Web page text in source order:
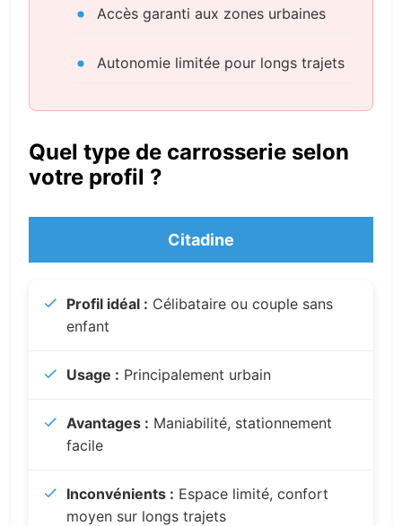
Accès garanti aux zones urbaines
Autonomie limitée pour longs trajets
Quel type de carrosserie selon
votre profil ?
Citadine
Profil idéal : Célibataire ou couple sans
enfant
Usage : Principalement urbain
Avantages : Maniabilité, stationnement
facile
Inconvénients : Espace limité, confort
moyen sur longs trajets